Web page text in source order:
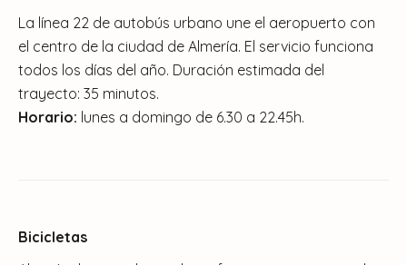
La línea 22 de autobús urbano une el aeropuerto con
el centro de la ciudad de Almería. El servicio funciona
todos los días del año. Duración estimada del
trayecto: 35 minutos.
Horario: lunes a domingo de 6.30 a 22.45h.
Bicicletas